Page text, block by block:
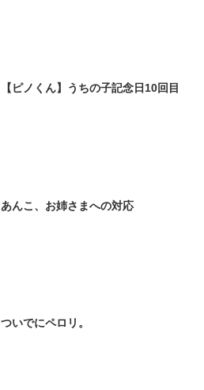
【ピノくん】うちの子記念日10回目
あんこ、お姉さまへの対応
ついでにペロリ。